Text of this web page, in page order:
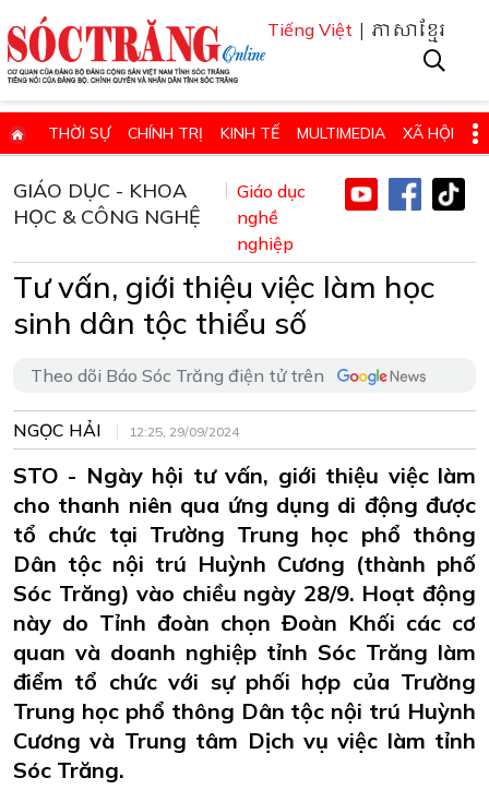
Tiếng Việt | ភាសាខ្មែរ
THỜI SỰ CHÍNH TRỊ KINH TẾ MULTIMEDIA XÃ HỘI
GIÁO DỤC - KHOA HỌC & CÔNG NGHỆ
QUỐC PHÒNG - AN NINH QUỐC TẾ SỨC KHỎE VÀ ĐỜI SỐNG
CHUYÊN ĐỀ
ĐIỂM BÁO - TIN VẮN ĐỊA PHƯƠNG THÔNG TIN CẦN BIẾT
THÔNG BÁO - QUẢNG CÁO CHUYÊN TRANG
HỌC TẬP VÀ LÀM THEO TƯ TƯỞNG, ĐẠO ĐỨC, PHONG CÁCH HỒ
ĐẶT BÁO GIẤY ONLINE
GIÁO DỤC - KHOA
HỌC & CÔNG NGHỆ
Giáo dục
nghề
nghiệp
Tư vấn, giới thiệu việc làm học
sinh dân tộc thiểu số
Theo dõi Báo Sóc Trăng điện tử trên
NGỌC HẢI 12:25, 29/09/2024
STO - Ngày hội tư vấn, giới thiệu việc làm
cho thanh niên qua ứng dụng di động được
tổ chức tại Trường Trung học phổ thông
Dân tộc nội trú Huỳnh Cương (thành phố
Sóc Trăng) vào chiều ngày 28/9. Hoạt động
này do Tỉnh đoàn chọn Đoàn Khối các cơ
quan và doanh nghiệp tỉnh Sóc Trăng làm
điểm tổ chức với sự phối hợp của Trường
Trung học phổ thông Dân tộc nội trú Huỳnh
Cương và Trung tâm Dịch vụ việc làm tỉnh
Sóc Trăng.